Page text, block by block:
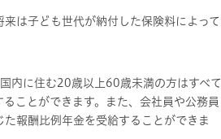
は子ども世代が納付した保険料によって
内に住む20歳以上60歳未満の方はすべて
ことができます。また、会社員や公務員
報酬比例年金を受給することができま